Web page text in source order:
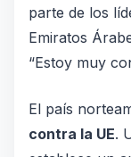
parte de los
Emiratos
“Estoy muy
El país
contra la UE.